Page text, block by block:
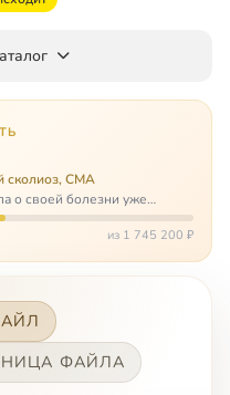
сколиоз, СМА
о своей болезни уже
Ей пришлось
и сильнейшемуиз 1 745 200 ₽
ФАЙЛА